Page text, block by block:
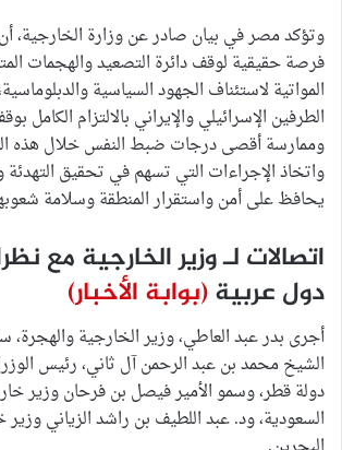
وتؤكد مصر في بيان صادر عن وزارة الخارجية،
فرصة حقيقية لوقف دائرة التصعيد والهجمات
المواتية لاستئناف الجهود السياسية
الطرفين الإسرائيلي والإيراني بالالتزام الكامل
وممارسة أقصى درجات ضبط النفس خلال هذه
واتخاذ الإجراءات التي تسهم في تحقيق
يحافظ على أمن واستقرار المنطقة وسلامة
دول عربية(بوابة الأخبار)
أجرى بدر عبد العاطي، وزير الخارجية والهجرة،
الشيخ محمد بن عبد الرحمن آل ثاني، رئيس
دولة قطر، وسمو الأمير فيصل بن فرحان وزير
السعودية، ود. عبد اللطيف بن راشد الزياني